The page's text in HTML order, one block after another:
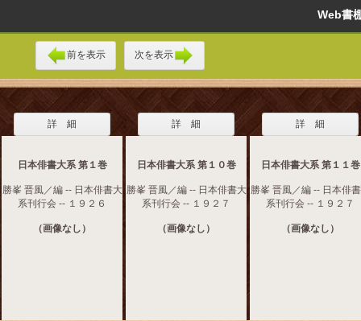
Web
前を表示 次を表示
詳 細
日本俳書大系 第１巻
勝峯 晋風／編 -- 日本俳書大
系刊行会 -- １９２６
（画像なし）
詳 細
日本俳書大系 第１０巻
勝峯 晋風／編 -- 日本俳書大
系刊行会 -- １９２７
（画像なし）
詳 細
日本俳書大系 第１１巻
勝峯 晋風／編 -- 日本俳
系刊行会 -- １９２７
（画像なし）